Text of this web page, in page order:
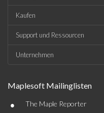
Kaufen
Support und Ressourcen
Unternehmen
Maplesoft Mailinglisten
• The Maple Reporter